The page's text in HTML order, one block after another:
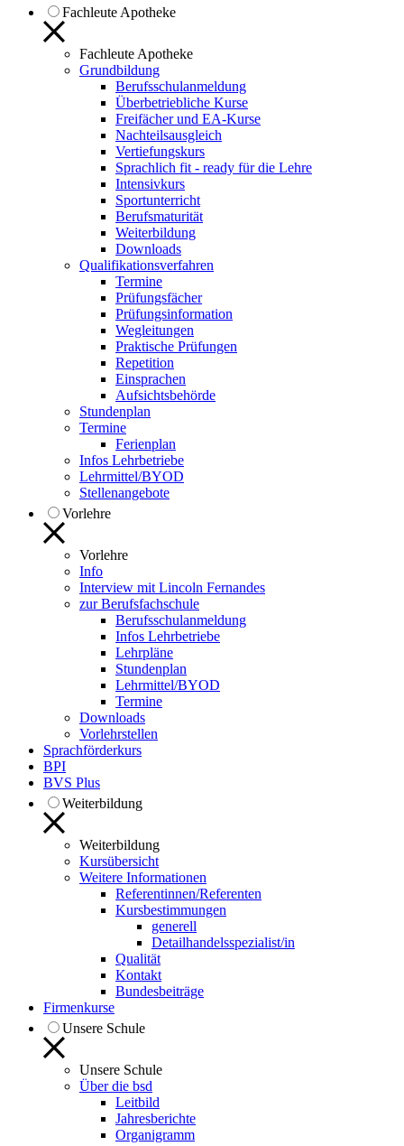
Fachleute Apotheke
Fachleute Apotheke
Grundbildung
Berufsschulanmeldung
Überbetriebliche Kurse
Freifächer und EA-Kurse
Nachteilsausgleich
Vertiefungskurs
Sprachlich fit - ready für die Lehre
Intensivkurs
Sportunterricht
Berufsmaturität
Weiterbildung
Downloads
Qualifikationsverfahren
Termine
Prüfungsfächer
Prüfungsinformation
Wegleitungen
Praktische Prüfungen
Repetition
Einsprachen
Aufsichtsbehörde
Stundenplan
Termine
Ferienplan
Infos Lehrbetriebe
Lehrmittel/BYOD
Stellenangebote
Vorlehre
Vorlehre
Info
Interview mit Lincoln Fernandes
zur Berufsfachschule
Berufsschulanmeldung
Infos Lehrbetriebe
Lehrpläne
Stundenplan
Lehrmittel/BYOD
Termine
Downloads
Vorlehrstellen
Sprachförderkurs
BPI
BVS Plus
Weiterbildung
Weiterbildung
Kursübersicht
Weitere Informationen
Referentinnen/Referenten
Kursbestimmungen
generell
Detailhandelsspezialist/in
Qualität
Kontakt
Bundesbeiträge
Firmenkurse
Unsere Schule
Unsere Schule
Über die bsd
Leitbild
Jahresberichte
Organigramm